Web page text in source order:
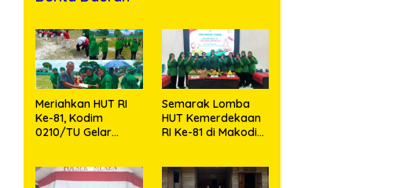
Meriahkan HUT RI
Ke-81, Kodim
0210/TU Gelar
Semarak Lomba
HUT Kemerdekaan
RI Ke-81 di Makodim